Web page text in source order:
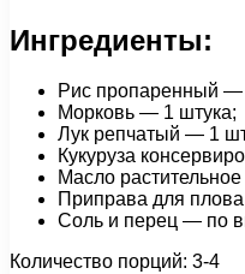
Ингредиенты:
Рис пропаренный —
Морковь — 1 штука;
Лук репчатый — 1
Кукуруза
Масло
Приправа для
Соль и перец — по
Количество порций: 3-4